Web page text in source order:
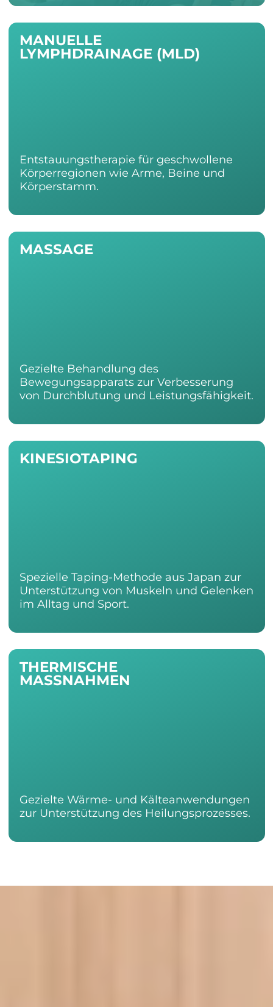
MANUELLE
LYMPHDRAINAGE (MLD)
Entstauungstherapie für geschwollene
Körperregionen wie Arme, Beine und
Körperstamm.
MASSAGE
Gezielte Behandlung des
Bewegungsapparats zur Verbesserung
von Durchblutung und Leistungsfähigkeit.
KINESIOTAPING
Spezielle Taping-Methode aus Japan zur
Unterstützung von Muskeln und Gelenken
im Alltag und Sport.
THERMISCHE
MASSNAHMEN
Gezielte Wärme- und Kälteanwendungen
zur Unterstützung des Heilungsprozesses.